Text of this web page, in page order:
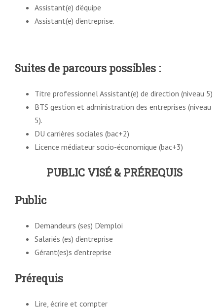
Assistant(e) d’équipe
Assistant(e) d’entreprise.
Suites de parcours possibles:
Titre professionnel Assistant(e) de direction (niveau 5)
BTS gestion et administration des entreprises (niveau
5).
DU carrières sociales (bac+2)
Licence médiateur socio-économique (bac+3)
PUBLIC VISÉ & PRÉREQUIS
Public
Demandeurs (ses) D’emploi
Salariés (es) d’entreprise
Gérant(es)s d’entreprise
Prérequis
Lire, écrire et compter